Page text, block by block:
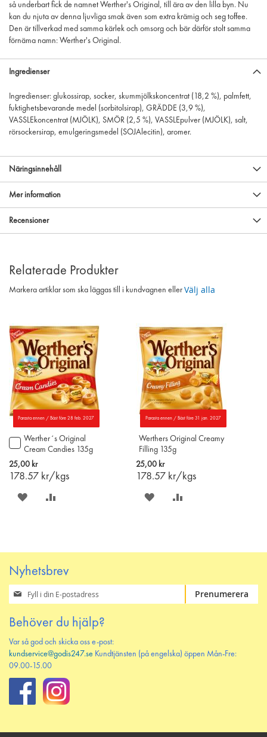
så underbart fick de namnet Werther's Original, till ära av den lilla byn. Nu
kan du njuta av denna ljuvliga smak även som extra krämig och seg toffee.
Den är tillverkad med samma kärlek och omsorg och bär därför stolt samma
förnäma namn: Werther's Original.
Ingredienser
Ingredienser: glukossirap, socker, skummjölkskoncentrat (18,2 %), palmfett,
fuktighetsbevarande medel (sorbitolsirap), GRÄDDE (3,9 %),
VASSLEkoncentrat (MJÖLK), SMÖR (2,5 %), VASSLEpulver (MJÖLK), salt,
rörsockersirap, emulgeringsmedel (SOJAlecitin), aromer.
Näringsinnehåll
Mer information
Recensioner
Relaterade Produkter
Markera artiklar som ska läggas till i kundvagnen eller Välj alla
Parasta ennen / Bäst före 28 feb. 2027
Werther´s Original
Cream Candies 135g
25,00 kr
178.57 kr/kgs
Lägg
till
i
varukorgen
SPARA
Parasta ennen / Bäst före 31 jan. 2027
Werthers Original Creamy
Filling 135g
25,00 kr
178.57 kr/kgs
SPARA
Nyhetsbrev
Prenumerera
på
nyhetsbrev
Prenumerera
Behöver du hjälp?
Var så god och skicka oss e-post:
kundservice@godis247.se Kundtjänsten (på engelska) öppen Mån-Fre:
09.00-15.00